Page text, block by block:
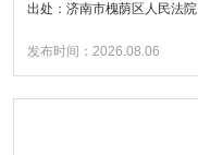
出处：济南市槐荫区人民法院
发布时间：2026.08.06